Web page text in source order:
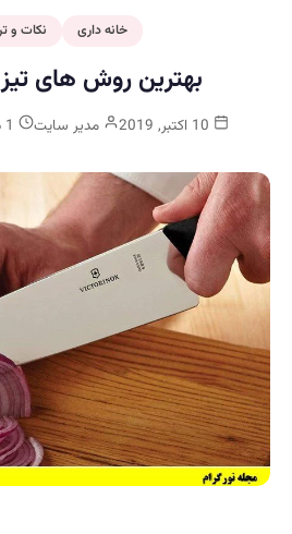
خانه داری نکات و
بهترین روش های
مدیر سایت